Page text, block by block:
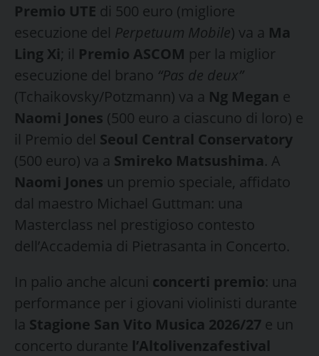
Premio UTE di 500 euro (migliore
esecuzione del Perpetuum Mobile) va a Ma
Ling Xi; il Premio ASCOM per la miglior
esecuzione del brano “Pas de deux”
(Tchaikovsky/Potzmann) va a Ng Megan e
Naomi Jones (500 euro a ciascuno di loro) e
il Premio del Seoul Central Conservatory
(500 euro) va a Smireko Matsushima. A
Naomi Jones un premio speciale, affidato
dal maestro Michael Guttman: una
Masterclass nel prestigioso contesto
dell’Accademia di Pietrasanta in Concerto.
In palio anche alcuni concerti premio: una
performance per i giovani violinisti durante
la Stagione San Vito Musica 2026/27 e un
concerto durante l’Altolivenzafestival